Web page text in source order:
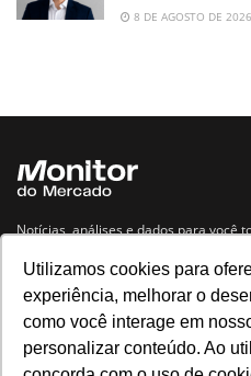
Utilizamos cookies para
experiência, melhorar o
como você interage em
personalizar conteúdo. Ao
8 DE AGOSTO DE 2026
Notícias, análises e dados para você
Navegue no site
Últimas notícias Quem somos
Política de privacidade